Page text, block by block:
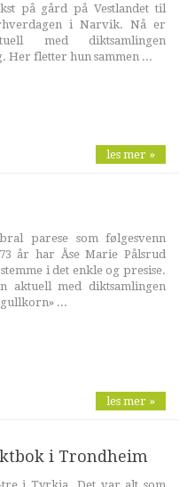
på gård på Vestlandet til
i Narvik. Nå er
med diktsamlingen
Her fletter hun sammen ...
les mer »
parese som følgesvenn
år har Åse Marie Pålsrud
i det enkle og presise.
aktuell med diktsamlingen
gullkorn» ...
les mer »
i Trondheim